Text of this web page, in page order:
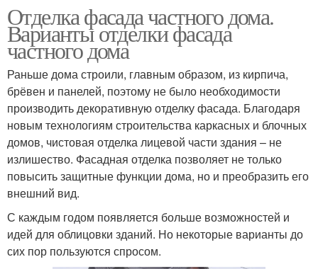
Отделка фасада частного дома.
Варианты отделки фасада
частного дома
Раньше дома строили, главным образом, из кирпича,
брёвен и панелей, поэтому не было необходимости
производить декоративную отделку фасада. Благодаря
новым технологиям строительства каркасных и блочных
домов, чистовая отделка лицевой части здания – не
излишество. Фасадная отделка позволяет не только
повысить защитные функции дома, но и преобразить его
внешний вид.
С каждым годом появляется больше возможностей и
идей для облицовки зданий. Но некоторые варианты до
сих пор пользуются спросом.